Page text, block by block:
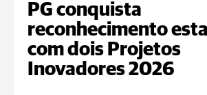
PG conquista
reconhecimento
com dois Projetos
Inovadores 2026